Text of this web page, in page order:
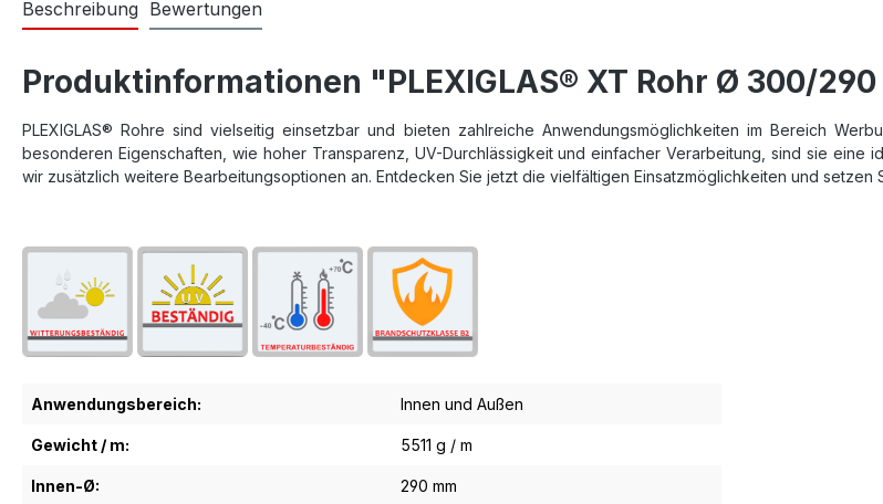
Beschreibung Bewertungen
Produktinformationen "PLEXIGLAS® XT Rohr Ø 300/
PLEXIGLAS® Rohre sind vielseitig einsetzbar und bieten zahlreiche Anwendungsmöglichkeiten im Bereich
besonderen Eigenschaften, wie hoher Transparenz, UV-Durchlässigkeit und einfacher Verarbeitung, sind sie eine
wir zusätzlich weitere Bearbeitungsoptionen an. Entdecken Sie jetzt die vielfältigen Einsatzmöglichkeiten und setzen
Anwendungsbereich: Innen und Außen
Gewicht / m: 5511 g / m
Innen-Ø: 290 mm